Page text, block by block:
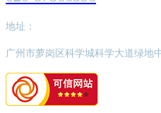
地址：
广州市萝岗区科学城科学大道绿地